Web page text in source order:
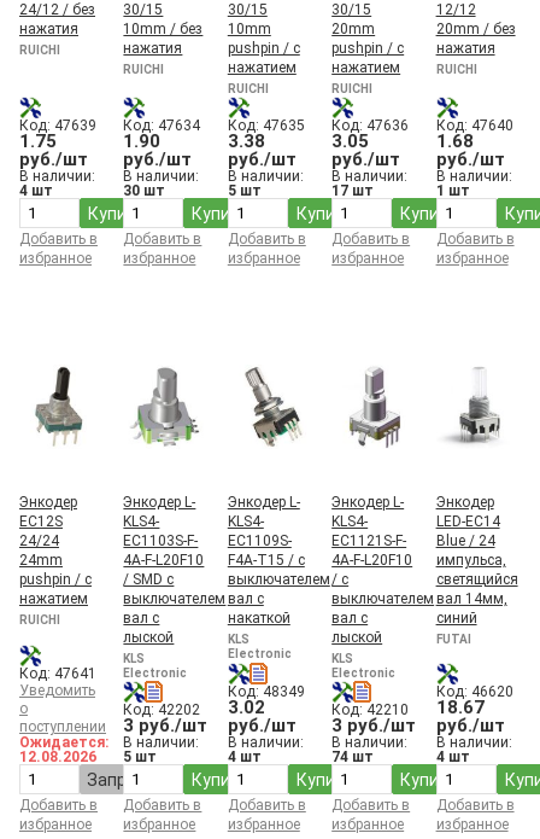
24/12 / без
нажатия
RUICHI
Код: 47639
1.75
руб./шт
В наличии:
4 шт
Купить
Добавить в
избранное
30/15
10mm / без
нажатия
RUICHI
Код: 47634
1.90
руб./шт
В наличии:
30 шт
Купить
Добавить в
избранное
30/15
10mm
pushpin / с
нажатием
RUICHI
Код: 47635
3.38
руб./шт
В наличии:
5 шт
Купить
Добавить в
избранное
30/15
20mm
pushpin / с
нажатием
RUICHI
Код: 47636
3.05
руб./шт
В наличии:
17 шт
Купить
Добавить в
избранное
12/12
20mm / без
нажатия
RUICHI
Код: 47640
1.68
руб./шт
В наличии:
1 шт
Добавить в
избранное
Энкодер
EC12S
24/24
24mm
pushpin / с
нажатием
RUICHI
Код: 47641
Уведомить
о
поступлении
Ожидается:
12.08.2026
Запросить
Добавить в
избранное
Энкодер L-
KLS4-
EC1103S-F-
4A-F-L20F10
/ SMD с
выключателем
вал с
лыской
KLS
Electronic
Код: 42202
3 руб./шт
В наличии:
5 шт
Купить
Добавить в
избранное
Энкодер L-
KLS4-
EC1109S-
F4A-T15 / с
выключателем
вал с
накаткой
KLS
Electronic
Код: 48349
3.02
руб./шт
В наличии:
4 шт
Купить
Добавить в
избранное
Энкодер L-
KLS4-
EC1121S-F-
4A-F-L20F10
/ с
выключателем
вал с
лыской
KLS
Electronic
Код: 42210
3 руб./шт
В наличии:
74 шт
Купить
Добавить в
избранное
Энкодер
LED-EC14
Blue / 24
импульса,
светящийся
вал 14мм,
синий
FUTAI
Код: 46620
18.67
руб./шт
В наличии:
4 шт
Добавить в
избранное